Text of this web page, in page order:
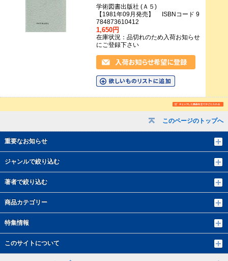
このページのトップへ
重要なお知らせ
ジャンルで絞り込む
著者で絞り込む
商品カテゴリー
特集情報
このサイトについて
学術図書出版社 (Ａ５)
【1981年09月発売】 ISBNコード 9
784873610412
1,650円
在庫状況：品切れのため入荷お知らせ
にご登録下さい